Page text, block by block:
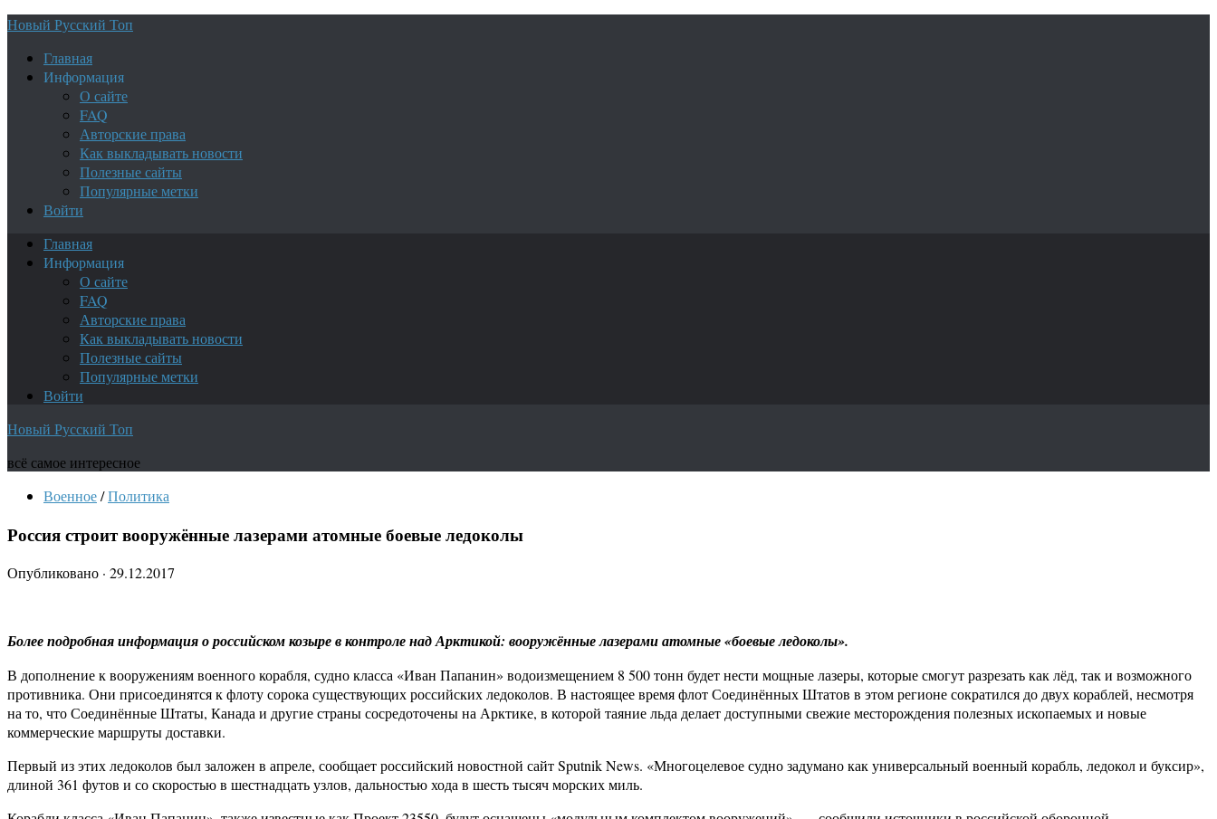
Новый Русский Топ
Главная
Информация
О сайте
FAQ
Авторские права
Как выкладывать новости
Полезные сайты
Популярные метки
Войти
Главная
Информация
О сайте
FAQ
Авторские права
Как выкладывать новости
Полезные сайты
Популярные метки
Войти
Новый Русский Топ
всё самое интересное
Военное/Политика
Россия строит вооружённые лазерами атомные боевые ледоколы
Опубликовано · 29.12.2017
Более подробная информация о российском козыре в контроле над Арктикой: вооружённые лазерами атомные «боевые ледоколы».
В дополнение к вооружениям военного корабля, судно класса «Иван Папанин» водоизмещением 8 500 тонн будет нести мощные лазеры, которые смогут разрезать как лёд, так и возможного
противника. Они присоединятся к флоту сорока существующих российских ледоколов. В настоящее время флот Соединённых Штатов в этом регионе сократился до двух кораблей, несмотря
на то, что Соединённые Штаты, Канада и другие страны сосредоточены на Арктике, в которой таяние льда делает доступными свежие месторождения полезных ископаемых и новые
коммерческие маршруты доставки.
Первый из этих ледоколов был заложен в апреле, сообщает российский новостной сайт Sputnik News. «Многоцелевое судно задумано как универсальный военный корабль, ледокол и буксир»,
длиной 361 футов и со скоростью в шестнадцать узлов, дальностью хода в шесть тысяч морских миль.